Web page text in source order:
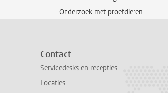
Onderzoek met proefdieren
Contact
Servicedesks en recepties
Locaties